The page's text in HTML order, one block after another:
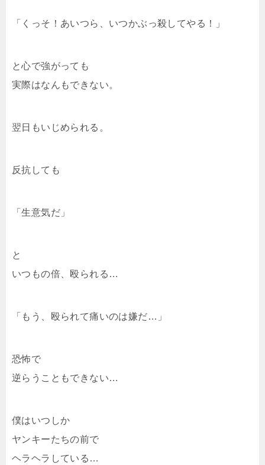
「くっそ！あいつら、いつかぶっ殺してやる！」
と心で強がっても
実際はなんもできない。
翌日もいじめられる。
反抗しても
「生意気だ」
と
いつもの倍、殴られる…
「もう、殴られて痛いのは嫌だ…」
恐怖で
逆らうこともできない…
僕はいつしか
ヤンキーたちの前で
ヘラヘラしている…